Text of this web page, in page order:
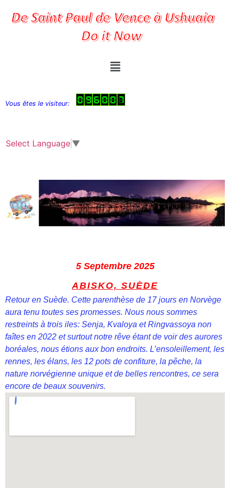
Vous êtes le visiteur:
Select Language ▼
5 Septembre 2025
ABISKO, SUÈDE
Retour en Suède. Cette parenthèse de 17 jours en Norvège
aura tenu toutes ses promesses. Nous nous sommes
restreints à trois iles: Senja, Kvaloya et Ringvassoya non
faîtes en 2022 et surtout notre rêve étant de voir des aurores
boréales, nous étions aux bon endroits. L’ensoleillement, les
rennes, les élans, les 12 pots de confiture, la pêche, la
nature norvégienne unique et de belles rencontres, ce sera
encore de beaux souvenirs.